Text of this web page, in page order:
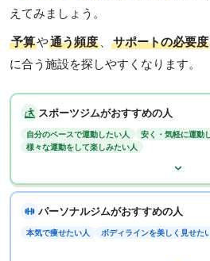
えてみましょう。
予算や通う頻度 、 サポートの必要度
に合う施設を探しやすくなります。
スポーツジムがおすすめの人
自分のペースで運動したい人
安く・気軽に運動
様々な運動をして楽しみたい人
パーソナルジムがおすすめの人
本気で痩せたい人 ボディラインを美しく見せた